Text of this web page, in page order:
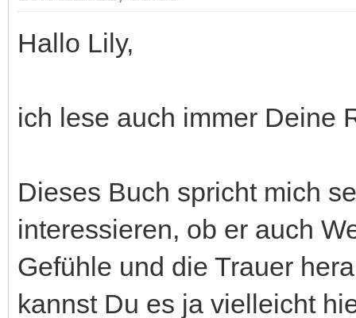
Hallo Lily,
ich lese auch immer Deine
Dieses Buch spricht mich
interessieren, ob er auch
Gefühle und die Trauer
kannst Du es ja vielleicht